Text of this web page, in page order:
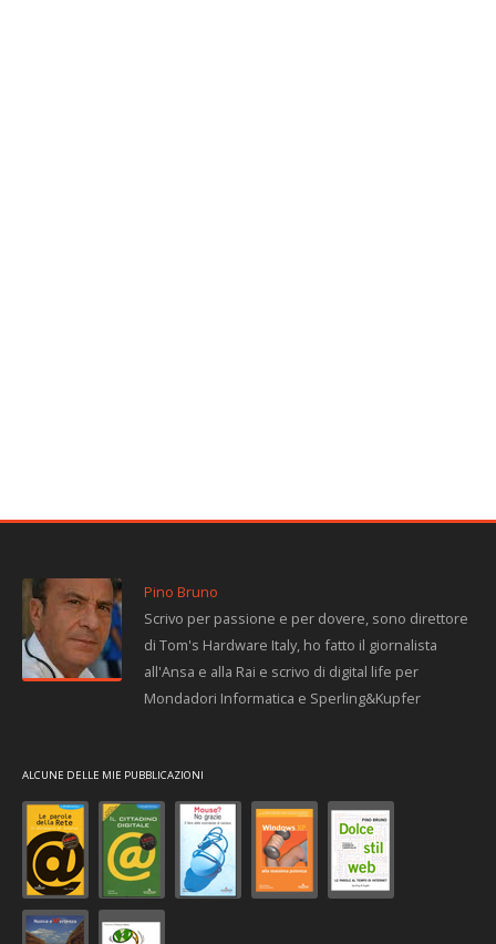
Pino Bruno
Scrivo per passione e per dovere, sono direttore
di Tom's Hardware Italy, ho fatto il giornalista
all'Ansa e alla Rai e scrivo di digital life per
Mondadori Informatica e Sperling&Kupfer
ALCUNE DELLE MIE PUBBLICAZIONI